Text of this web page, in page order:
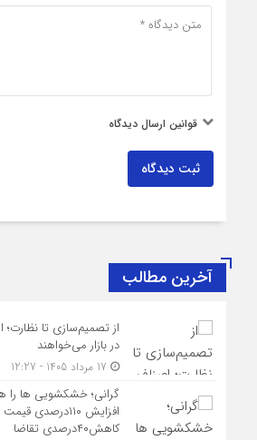
قوانین ارسال دیدگاه
ثبت دیدگاه
آخرین مطالب
از تصمیم‌سازی تا
در بازار می‌خواهند
گرانی؛ خشکشویی‌ ها را
افزایش ۱۱۰درصدی
کاهش۴۰درصدی تقاضا